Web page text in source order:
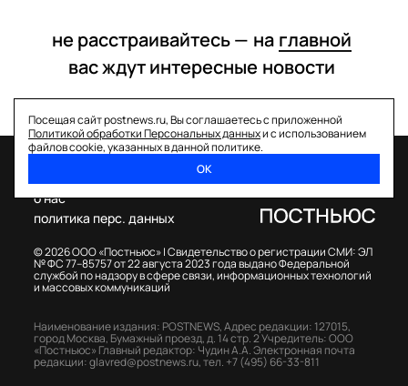
не расстраивайтесь — на главной
вас ждут интересные новости
Посещая сайт postnews.ru, Вы соглашаетесь с приложенной
Политикой обработки Персональных данныхи с использованием
файлов cookie, указанных в данной политике.
ОК
© 2026 ООО «Постньюс» |Свидетельство о регистрации СМИ: ЭЛ
№ ФС 77–85757 от 22 августа 2023 года выдано Федеральной
службой по надзору в сфере связи, информационных технологий
и массовых коммуникаций
о нас
политика перс. данных
Наименование издания: POSTNEWS,Адрес редакции: 127015,
город Москва, Бумажный проезд, д. 14 стр. 2Учредитель: ООО
«Постньюс» Главный редактор: Чудин А.А.Электронная почта
редакции:glavred@postnews.ru,тел. +7 (495) 66-33-811